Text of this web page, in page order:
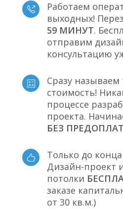
Работаем
выходных!
59 МИНУТ.
отправим
консультацию
Сразу
стоимость!
процессе
проекта.
БЕЗ
Только до
Дизайн-проект
потолки
заказе
от 30 кв.м.)